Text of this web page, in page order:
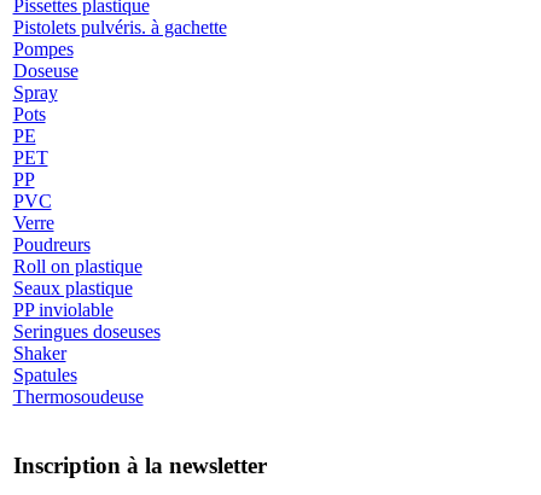
Pissettes plastique
Pistolets pulvéris. à gachette
Pompes
Doseuse
Spray
Pots
PE
PET
PP
PVC
Verre
Poudreurs
Roll on plastique
Seaux plastique
PP inviolable
Seringues doseuses
Shaker
Spatules
Thermosoudeuse
Inscription à la newsletter